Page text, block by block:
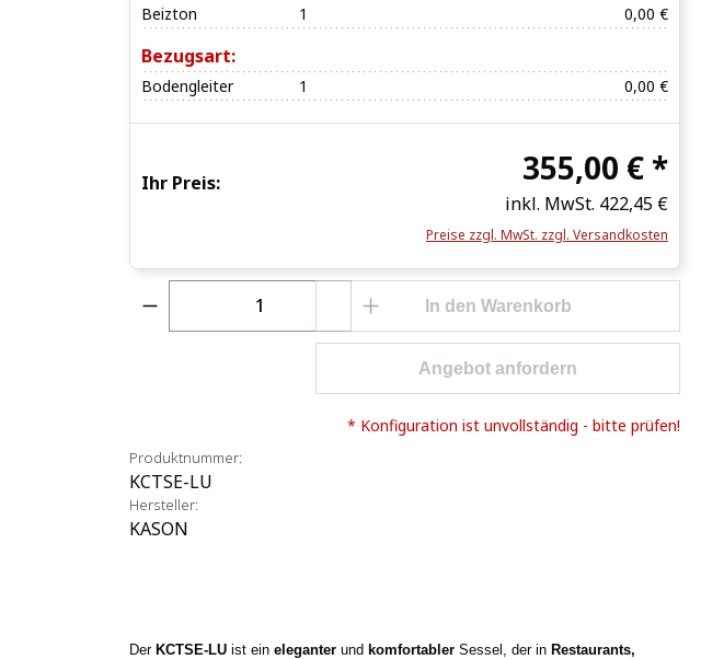
Beizton 1 0,00 €
Bezugsart:
Bodengleiter 1 0,00 €
Ihr Preis: 355,00 € *
inkl. MwSt. 422,45 €
Preise zzgl. MwSt. zzgl. Versandkosten
Produkt Anzahl: Gib den gewünschten Wert
In den Warenkorb
Angebot anfordern
* Konfiguration ist unvollständig - bitte prüfen!
Produktnummer:
KCTSE-LU
Hersteller:
KASON
Der KCTSE-LUist ein eleganterund komfortablerSessel, der in Restaurants,